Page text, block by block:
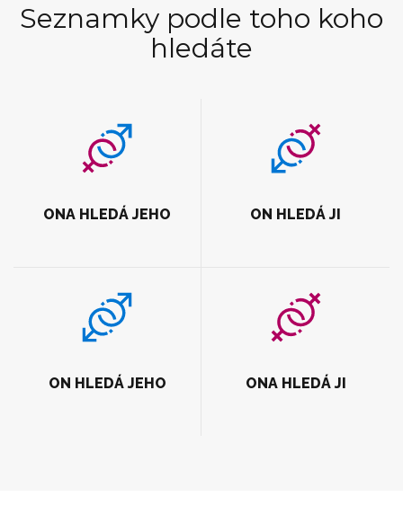
Seznamky podle toho koho
hledáte
ONA HLEDÁ JEHO ON HLEDÁ JI
ON HLEDÁ JEHO ONA HLEDÁ JI